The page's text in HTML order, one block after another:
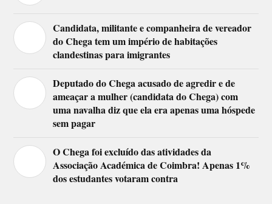
Candidata, militante e companheira de vereador
do Chega tem um império de habitações
clandestinas para imigrantes
Deputado do Chega acusado de agredir e de
ameaçar a mulher (candidata do Chega) com
uma navalha diz que ela era apenas uma hóspede
sem pagar
O Chega foi excluído das atividades da
Associação Académica de Coimbra! Apenas 1%
dos estudantes votaram contra